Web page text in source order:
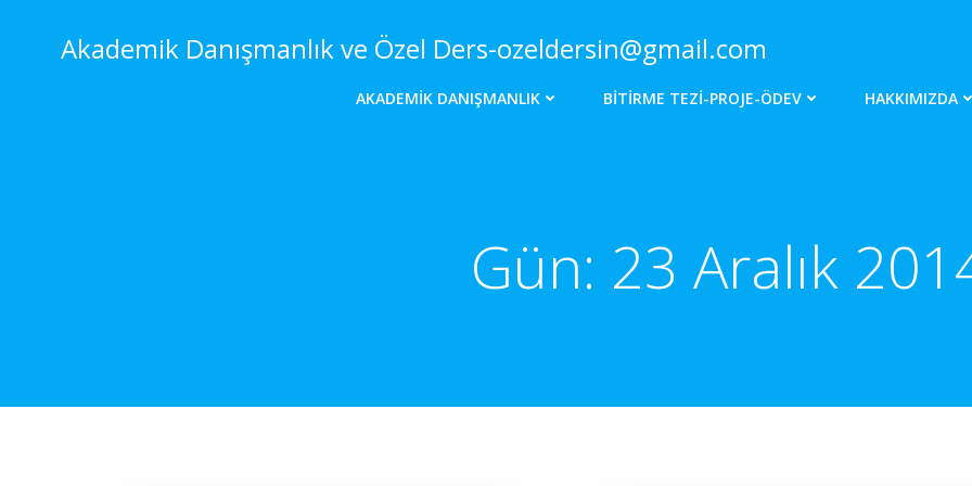
Akademik Danışmanlık ve Özel Ders-ozeldersin@gmail.com
AKADEMIK DANIŞMANLIK BITIRME TEZI-PROJE-ÖDEV HAKKIMIZDA
Gün: 23 Aralık